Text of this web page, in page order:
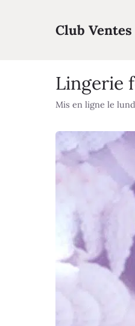
Club
Lingerie
Mis en ligne le